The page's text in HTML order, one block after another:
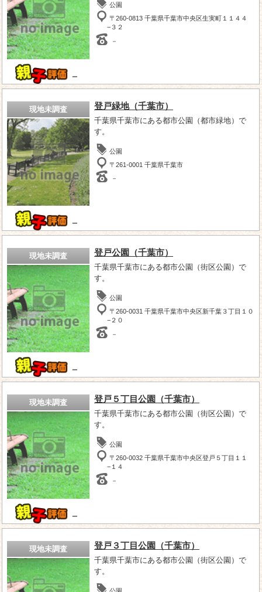
－
公園
〒260-0813 千葉県千葉市中央区生実町１１４４
−３２
－
現地未調査
－
登戸緑地（千葉市）
千葉県千葉市にある都市公園（都市緑地）で
す。
公園
〒261-0001 千葉県千葉市
－
現地未調査
－
登戸公園（千葉市）
千葉県千葉市にある都市公園（街区公園）で
す。
公園
〒260-0031 千葉県千葉市中央区新千葉３丁目１０
−２０
－
現地未調査
－
登戸５丁目公園（千葉市）
千葉県千葉市にある都市公園（街区公園）で
す。
公園
〒260-0032 千葉県千葉市中央区登戸５丁目１１
−１４
－
現地未調査 登戸３丁目公園（千葉市）
千葉県千葉市にある都市公園（街区公園）で
す。
公園